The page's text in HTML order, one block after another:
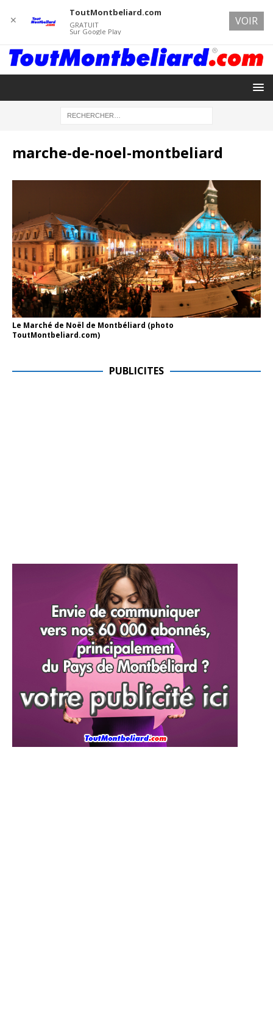
marche-de-noel-montbeliard
Le Marché de Noël de Montbéliard (photo
ToutMontbeliard.com)
PUBLICITES
✕
ToutMontbeliard.com
GRATUIT
Sur Google Play
VOIR